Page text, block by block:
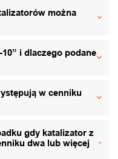
można
i dlaczego podane
w cenniku
gdy katalizator z
dwa lub więcej